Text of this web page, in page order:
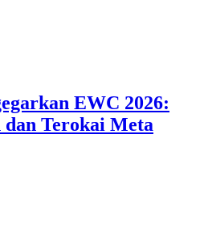
EWC 2026:
Terokai Meta